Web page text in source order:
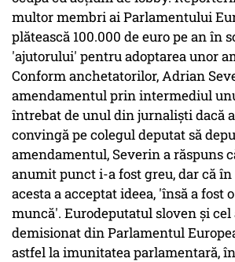
multor membri ai Parlamentului
plătească 100.000 de euro pe an în
'ajutorului' pentru adoptarea unor
Conform anchetatorilor, Adrian
amendamentul prin intermediul
întrebat de unul din jurnalişti dacă
convingă pe colegul deputat să
amendamentul, Severin a răspuns
anumit punct i-a fost greu, dar că
acesta a acceptat ideea, 'însă a fost
muncă'. Eurodeputatul sloven şi cel
demisionat din Parlamentul
astfel la imunitatea parlamentară,